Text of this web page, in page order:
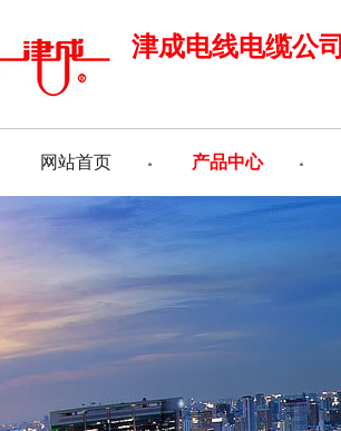
津成电线电缆公司
网站首页 产品中心